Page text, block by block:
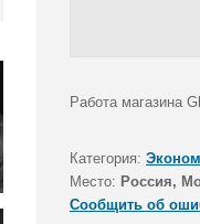
Работа магазина
Категория:
Место: Россия,
Сообщить об